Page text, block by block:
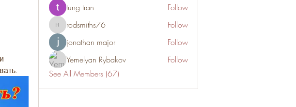
tung tran
Follow
rodsmiths76
rodsmiths76
Follow
jonathan major
Follow
Yemelyan Rybakov
Follow
See All Members (67)